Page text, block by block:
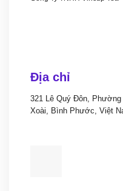
Địa chỉ
321 Lê Quý Đôn,
Xoài, Bình Phước, Việt